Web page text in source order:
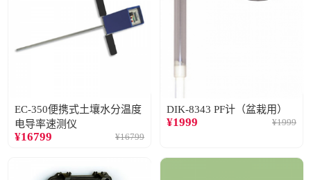
EC-350便携式土壤水分温度
电导率速测仪
¥16799 ¥16799
DIK-8343 PF计（盆栽用）
¥1999 ¥1999